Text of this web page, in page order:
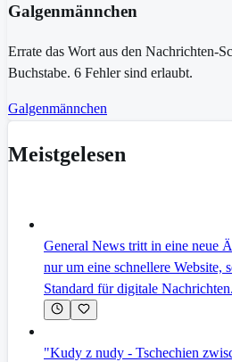
Galgenmännchen
Errate das Wort aus den Nachrichten-
Buchstabe. 6 Fehler sind erlaubt.
Galgenmännchen
Meistgelesen
General News tritt in eine neue
nur um eine schnellere Website,
Standard für digitale Nachrichten.
"Kudy z nudy - Tschechien